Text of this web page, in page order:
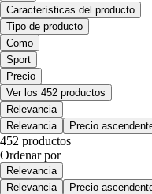
Características del producto
Tipo de producto
Como
Sport
Precio
Ver los 452 productos
Relevancia
Relevancia
Precio
452 productos
Ordenar por
Relevancia
Relevancia
Precio